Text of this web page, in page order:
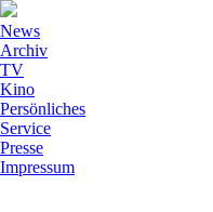
News
Archiv
TV
Kino
Persönliches
Service
Presse
Impressum